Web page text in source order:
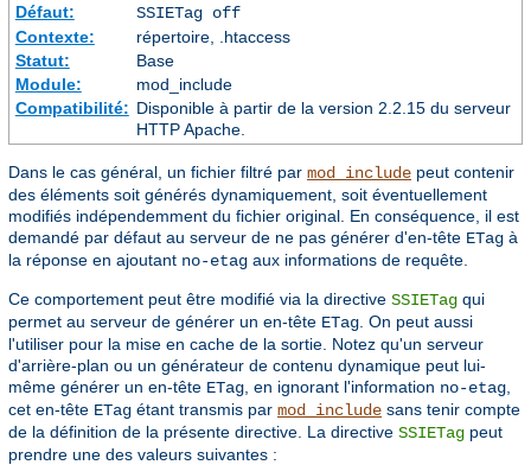
Défaut:
SSIETag off
Contexte:
répertoire, .htaccess
Statut:
Base
Module:
mod_include
Compatibilité: Disponible à partir de la version 2.2.15 du serveur
HTTP Apache.
Dans le cas général, un fichier filtré par mod_include peut contenir
des éléments soit générés dynamiquement, soit éventuellement
modifiés indépendemment du fichier original. En conséquence, il est
demandé par défaut au serveur de ne pas générer d'en-tête ETag à
la réponse en ajoutant no-etag aux informations de requête.
Ce comportement peut être modifié via la directive SSIETag qui
permet au serveur de générer un en-tête ETag . On peut aussi
l'utiliser pour la mise en cache de la sortie. Notez qu'un serveur
d'arrière-plan ou un générateur de contenu dynamique peut lui-
même générer un en-tête ETag , en ignorant l'information no-etag
cet en-tête ETag étant transmis par mod_include sans tenir compte
de la définition de la présente directive. La directive SSIETag peut
prendre une des valeurs suivantes :